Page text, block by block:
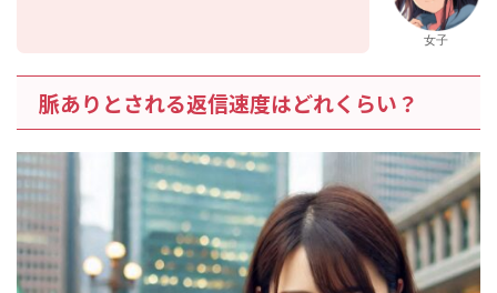
女子
脈ありとされる返信速度はどれくらい？